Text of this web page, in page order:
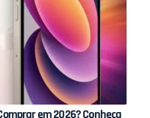
em 2026? Conheça